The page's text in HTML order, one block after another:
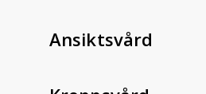
Ansiktsvård